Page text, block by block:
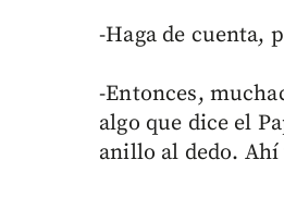
-Haga de cuenta,
-Entonces,
algo que dice el
anillo al dedo. Ahí